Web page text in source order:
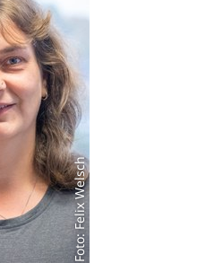
Foto: Felix Welsch